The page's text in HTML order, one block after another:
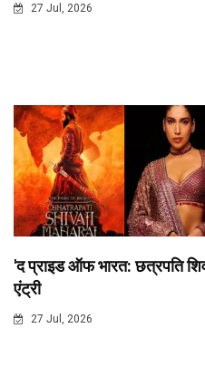
27 Jul, 2026
'द प्राइड ऑफ भारत: छत्रपति
एंट्री
27 Jul, 2026